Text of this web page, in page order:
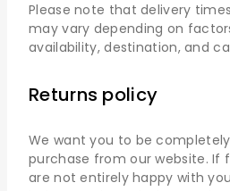
Please note that delivery
may vary depending on
availability, destination, and
Returns policy
We want you to be
purchase from our website. If
are not entirely happy with